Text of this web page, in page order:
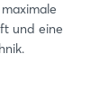
und eine